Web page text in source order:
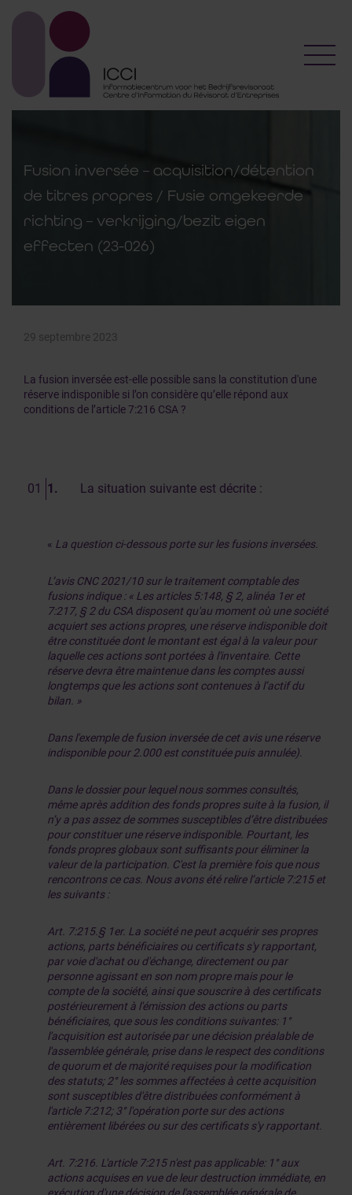
Fusion inversée – acquisition/détention
de titres propres / Fusie omgekeerde
richting – verkrijging/bezit eigen
effecten (23-026)
29 septembre 2023
La fusion inversée est-elle possible sans la constitution d'une
réserve indisponible si l’on considère qu’elle répond aux
conditions de l’article 7:216 CSA ?
1. La situation suivante est décrite :
« La question ci-dessous porte sur les fusions inversées.
L’avis CNC 2021/10 sur le traitement comptable des
fusions indique : « Les articles 5:148, § 2, alinéa 1er et
7:217, § 2 du CSA disposent qu'au moment où une société
acquiert ses actions propres, une réserve indisponible doit
être constituée dont le montant est égal à la valeur pour
laquelle ces actions sont portées à l'inventaire. Cette
réserve devra être maintenue dans les comptes aussi
longtemps que les actions sont contenues à l’actif du
bilan. »
Dans l'exemple de fusion inversée de cet avis une réserve
indisponible pour 2.000 est constituée puis annulée).
Dans le dossier pour lequel nous sommes consultés,
même après addition des fonds propres suite à la fusion, il
n’y a pas assez de sommes susceptibles d’être distribuées
pour constituer une réserve indisponible. Pourtant, les
fonds propres globaux sont suffisants pour éliminer la
valeur de la participation. C'est la première fois que nous
rencontrons ce cas. Nous avons été relire l’article 7:215 et
les suivants :
Art. 7:215.§ 1er. La société ne peut acquérir ses propres
actions, parts bénéficiaires ou certificats s'y rapportant,
par voie d'achat ou d'échange, directement ou par
personne agissant en son nom propre mais pour le
compte de la société, ainsi que souscrire à des certificats
postérieurement à l'émission des actions ou parts
bénéficiaires, que sous les conditions suivantes: 1°
l'acquisition est autorisée par une décision préalable de
l'assemblée générale, prise dans le respect des conditions
de quorum et de majorité requises pour la modification
des statuts; 2° les sommes affectées à cette acquisition
sont susceptibles d'être distribuées conformément à
l'article 7:212; 3° l'opération porte sur des actions
entièrement libérées ou sur des certificats s'y rapportant.
Art. 7:216. L'article 7:215 n'est pas applicable: 1° aux
actions acquises en vue de leur destruction immédiate, en